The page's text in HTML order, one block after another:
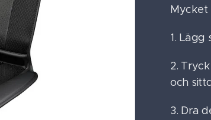
Mycket
1. Lägg
2.
och
3. Dra